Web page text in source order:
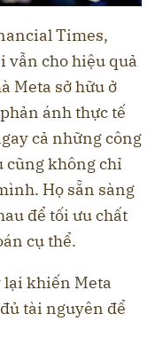
Times,
cho hiệu quả
Meta sở hữu ở
ánh thực tế
cả những công
cũng không chỉ
Họ sẵn sàng
để tối ưu chất
cụ thể.
khiến Meta
tài nguyên để